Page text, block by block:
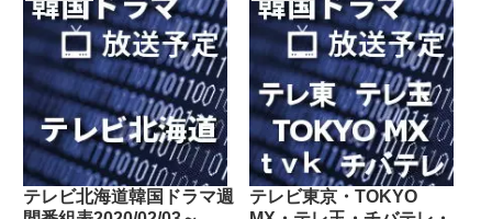
テレビ北海道韓国ドラマ週
テレビ東京・TOKYO